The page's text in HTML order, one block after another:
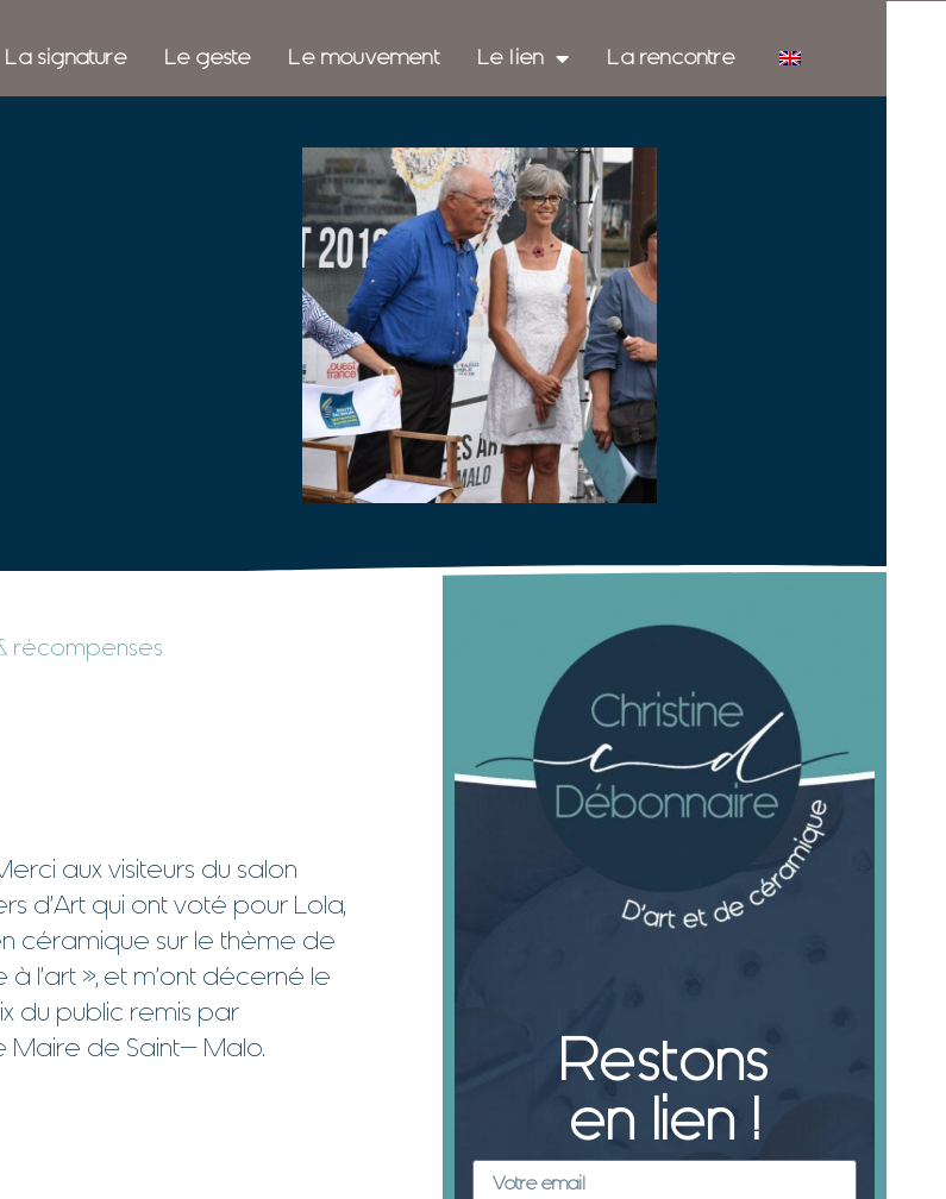
La signature Le geste Le mouvement Le lien La rencontre
récompenses
aux visiteurs du salon
d’Art qui ont voté pour Lola,
céramique sur le thème de
l’art », et m’ont décerné le
du public remis par
Maire de Saint- Malo.
Restons
en lien !